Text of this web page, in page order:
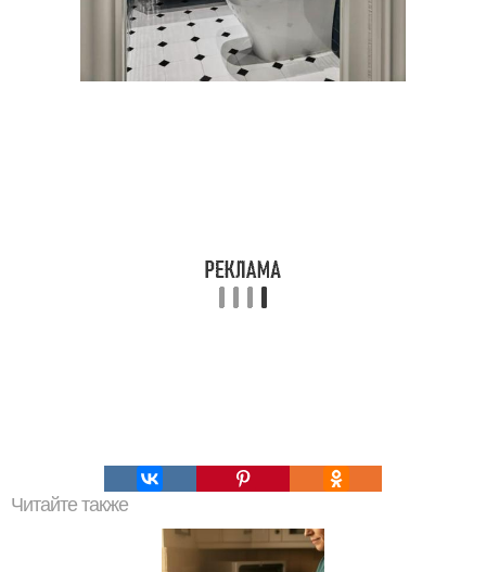
Читайте также